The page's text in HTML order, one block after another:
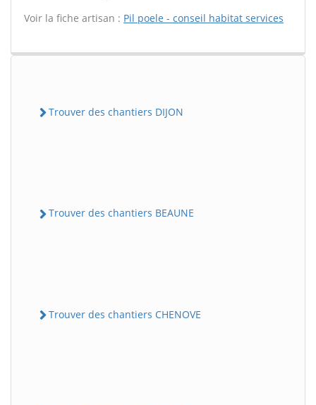
Voir la fiche artisan : Pil poele - conseil habitat services
Trouver des chantiers DIJON
Trouver des chantiers BEAUNE
Trouver des chantiers CHENOVE